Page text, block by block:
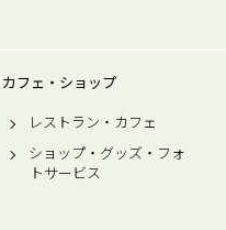
カフェ・ショップ
レストラン・カフェ
ショップ・グッズ・フォ
トサービス